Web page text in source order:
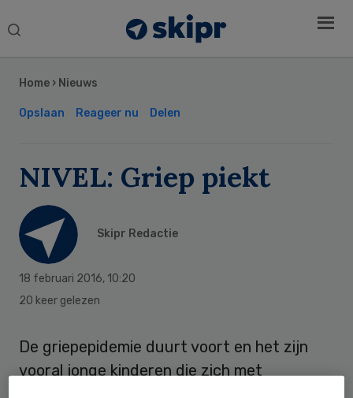
Search
Home › Nieuws
Opslaan Reageer nu Delen
NIVEL: Griep piekt
Skipr Redactie
18 februari 2016, 10:20
20 keer gelezen
De griepepidemie duurt voort en het zijn
vooral jonge kinderen die zich met
Sidebar